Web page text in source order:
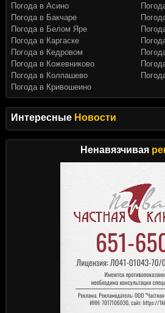
Интересные Новости
Ненавязчивая
Погода в Асино
Погода в Бакчаре
Погода в Белом Яре
Погода в Каргаске
Погода в Кедровом
Погода в Кожевниково
Погода в Колпашево
Погода в Кривошеино